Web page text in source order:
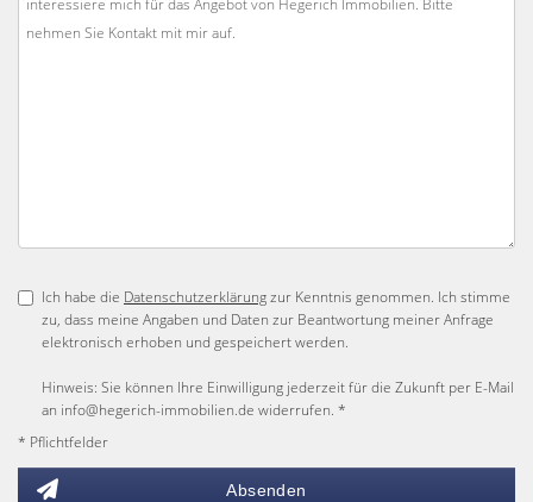
Ich habe die Datenschutzerklärungzur Kenntnis genommen. Ich stimme
zu, dass meine Angaben und Daten zur Beantwortung meiner Anfrage
elektronisch erhoben und gespeichert werden.
Hinweis: Sie können Ihre Einwilligung jederzeit für die Zukunft per E-Mail
an info@hegerich-immobilien.de widerrufen. *
* Pflichtfelder
Absenden